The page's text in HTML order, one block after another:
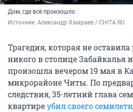
Дом, где всё произошло
Источник: Александр Хамраев / СHITA.RU
Трагедия, которая не
никого в столице Забайкалья
произошла вечером 19 мая в
микрорайоне Читы. По
следствия, 35-летний глава
квартиреубил своего